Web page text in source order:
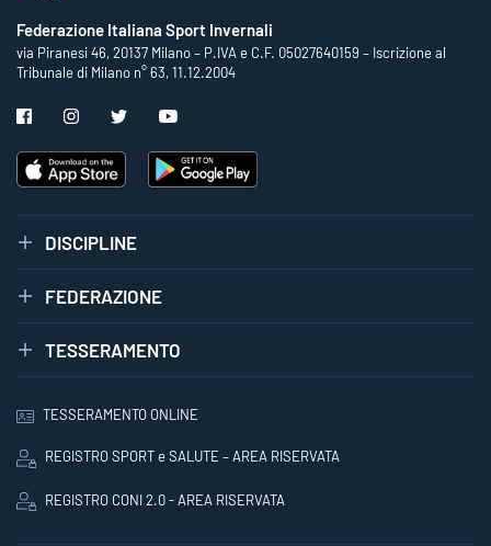
Federazione Italiana Sport Invernali
via Piranesi 46, 20137 Milano – P.IVA e C.F. 05027640159 – Iscrizione al
Tribunale di Milano n° 63, 11.12.2004
DISCIPLINE
FEDERAZIONE
TESSERAMENTO
TESSERAMENTO ONLINE
REGISTRO SPORT e SALUTE – AREA RISERVATA
REGISTRO CONI 2.0 - AREA RISERVATA